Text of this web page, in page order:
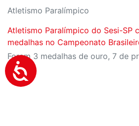
Atletismo Paralímpico
Atletismo Paralímpico do Sesi-SP
medalhas no Campeonato
Foram 3 medalhas de ouro, 7 de